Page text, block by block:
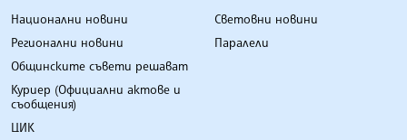
Национални новини
Регионални новини
Общинските съвети решават
Куриер (Официални актове и
съобщения)
ЦИК
Световни новини
Паралели